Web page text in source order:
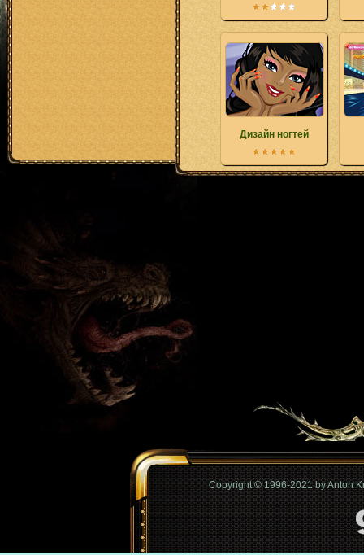
Дизайн ногтей
Copyright © 1996-2021 by Anton